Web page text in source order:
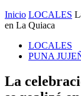
Inicio LOCALES
en La Quiaca
LOCALES
PUNA
La